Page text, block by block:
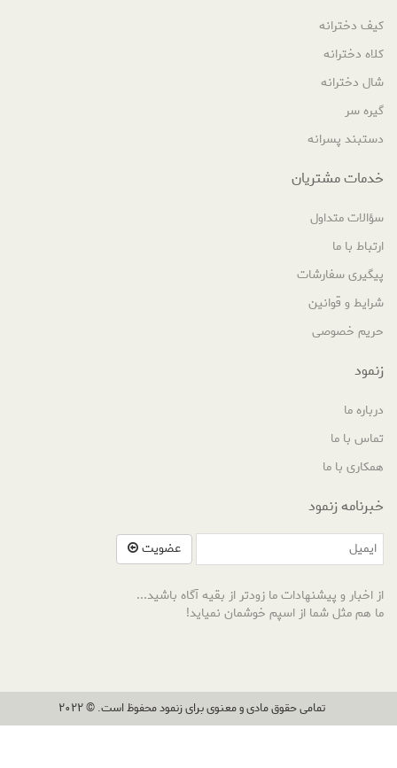
کیف دخترانه
کلاه دخترانه
شال دخترانه
گیره سر
دستبند پسرانه
خدمات مشتریان
سؤالات متداول
ارتباط با ما
پیگیری سفارشات
شرایط و قوانین
حریم خصوصی
زنمود
درباره ما
تماس با ما
همکاری با ما
خبرنامه زنمود
عضویت
از اخبار و پیشنهادات ما زودتر از بقیه آگاه باشید...
ما هم مثل شما از اسپم خوشمان نمیاید!
تمامی حقوق مادی و معنوی برای زنمود محفوظ است. © 2022